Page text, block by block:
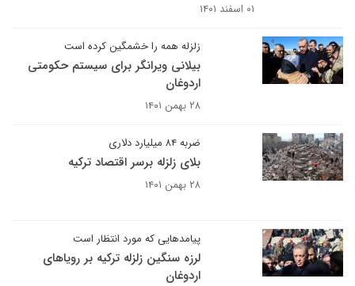
۰۱ اسفند ۱۴۰۱
زلزله همه را خشمگین کرده است
بیلانی ویرانگر برای سیستم حکومتی
اردوغان
۲۸ بهمن ۱۴۰۱
ضربه ۸۴ میلیارد دلاری
بلای زلزله برسر اقتصاد ترکیه
۲۸ بهمن ۱۴۰۱
پیامدهایی که مورد انتظار است
لرزه سنگین زلزله ترکیه بر رویاهای
اردوغان